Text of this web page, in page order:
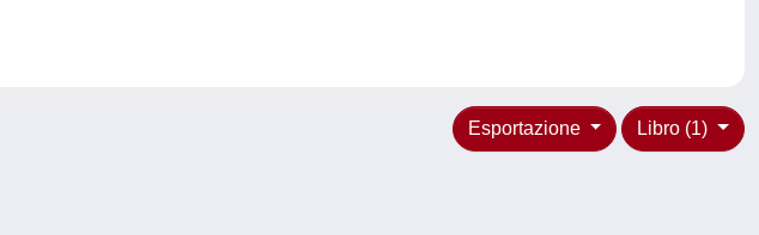
Libro (1)
Esportazione